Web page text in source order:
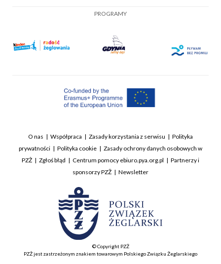
PROGRAMY
O nas Współpraca Zasady korzystania z serwisu
Polityka
prywatności
Polityka cookie
Zasady ochrony danych osobowych w
PZŻ
Zgłoś błąd Centrum pomocy ebiuro.pya.org.pl
Partnerzy i
sponsorzy PZŻ
Newsletter
© Copyright PZŻ
PZŻ jest zastrzeżonym znakiem towarowym Polskiego Związku Żeglarskiego